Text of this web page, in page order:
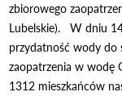
zbiorowego
Lubelskie). W dniu
przydatność wody do
zaopatrzenia w wodę
1312 mieszkańców